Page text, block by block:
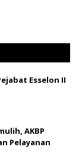
Esselon II
AKBP
Pelayanan